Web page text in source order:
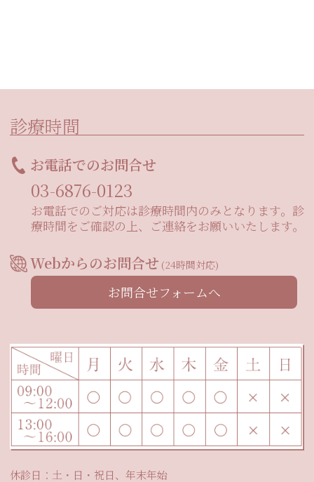
診療時間
お電話でのお問合せ
03-6876-0123
お電話でのご対応は診療時間内のみとなります。診
療時間をご確認の上、ご連絡をお願いいたします。
Webからのお問合せ (24時間対応)
お問合せフォームへ
休診日：土・日・祝日、年末年始